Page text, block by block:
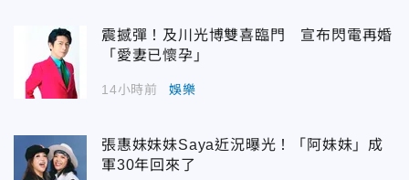
震撼彈！及川光博雙喜臨門 宣布閃電再婚
「愛妻已懷孕」
14小時前 娛樂
張惠妹妹妹Saya近況曝光！「阿妹妹」成
軍30年回來了